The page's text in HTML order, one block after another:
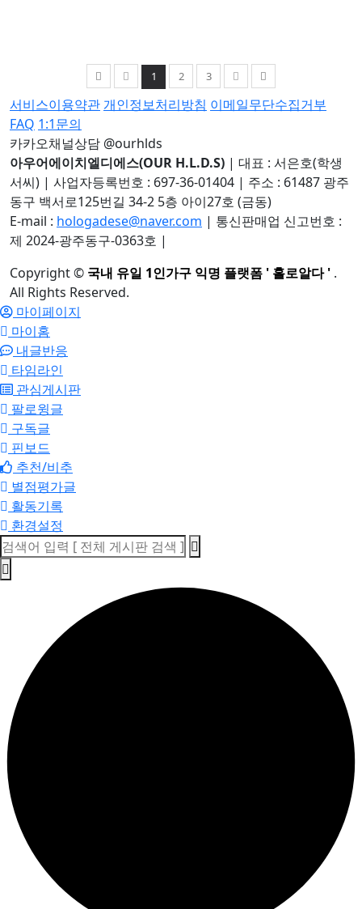
1 2 3
서비스이용약관 개인정보처리방침 이메일무단수집거부
FAQ 1:1문의
카카오채널상담 @ourhlds
아우어에이치엘디에스(OUR H.L.D.S) | 대표 : 서은호(학생
서씨) | 사업자등록번호 : 697-36-01404 | 주소 : 61487 광주
동구 백서로125번길 34-2 5층 아이27호 (금동)
E-mail : hologadese@naver.com | 통신판매업 신고번호 :
제 2024-광주동구-0363호 |
Copyright© 국내 유일 1인가구 익명 플랫폼 ' 홀로알다 ' .
All Rights Reserved.
마이페이지
마이홈
내글반응
타임라인
관심게시판
팔로윙글
구독글
핀보드
추천/비추
별점평가글
활동기록
환경설정